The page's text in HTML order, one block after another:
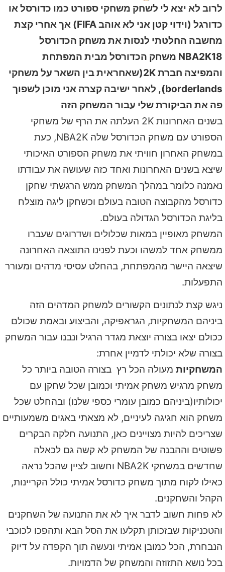
לרוב לא יצא לי לשחק משחקי ספורט כמו כדורסל או
כדורגל (וידוי קטן אני לא אוהב FIFA) אך אחרי קצת
מחשבה החלטתי לנסות את משחק הכדורסל
NBA2K18 משחק הכדורסל מבית המפתחת
והמפיצה חברת 2K(שאחראית בין השאר על משחקי
borderlands), לאחר ישיבה קצרה אני מוכן לשפוך
פה את הביקורת שלי עבור המשחק הזה
בשנים האחרונות 2K העלתה את הרף של משחקי
הספורט עם משחק הכדורסל שלה NBA2K, כעת
במשחק האחרון חוויתי את משחק הספורט האיכותי
שיצא בשנים האחרונות ואחד כזה שעושה את עבודתו
נאמנה כלומר במהלך המשחק ממש הרגשתי שחקן
כדורסל מהקבוצה הטובה בעולם וכשחקן ליגה מוצלח
בליגת הכדורסל הגדולה בעולם.
המשחק מאופיין במאות שכלולים ושדרוגים שעברו
ממשחק אחד למשהו וכעת לפנינו התוצאה האחרונה
שיצאה היישר מהמפתחת, בהחלט עסיסי מדהים ומעורר
התפעלות.
ניגש קצת לנתונים הקשורים למשחק המדהים הזה
ביניהם המשחקיות, הגראפיקה, והביצוע ובאמת שכולם
ככולם יצאו בצורה יוצאת מגדר הרגיל ונבנו עבור המשחק
בצורה שלא יכולתי לדמיין אחרת:
המשחקיות מעולה הכל רץ בצורה הטובה ביותר כל
משחק מרגיש משחק אמיתי וכמובן שכל שחקן עם
יכולותיו(ביניהם כמובן עומרי כספי שלנו) ובהחלט שכל
משחק הוא חגיגה לעיניים, לא מצאתי באגים משמעותיים
שצריכים להיות מצויינים כאן, התנועה חלקה הבקרים
פשוטים וההבנה של המשחק לא קשה גם לכאלה
שחדשים במשחקי NBA2K וחשוב לציין שהכל נראה
כאילו לקוח מתוך משחק כדורסל אמיתי כולל הקריינות,
הקהל והשחקנים.
לא פחות חשוב לדבר איך לא את התנועה של השחקנים
והטכניקות שבזכותן תקלעו את הסל הבא ותהפכו לכוכבי
הנבחרת, הכל כמובן אמיתי ונעשה תוך הקפדה על דיוק
בכל נושא התזוזה והמשחק של הדמויות.